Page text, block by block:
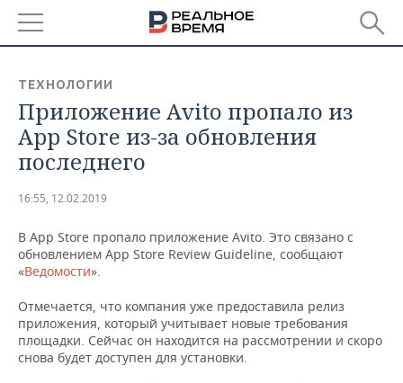
БАШКОРТОСТАН
ТАТАРСТАН
НОВОСТИ
АНАЛИТИКА
ДЕКЛАРАЦИИ О ДОХОДАХ
КОРОЛИ ГОСЗАКАЗА ПФО
ВУЗЫ ТАТАРСТАНА
КОМУ ПРИНАДЛЕЖАТ
ТОРГОВЫЕ ЦЕНТРЫ
НОВОСТИ ЭКОНОМИКИ
ФИНАНСЫ
БАНКИ
БЮДЖЕТ
ПРОМЫШЛЕННОСТЬ
НОВОСТИ
АГРОПРОМ
МАШИНОСТРОЕНИЕ
НЕДВИЖИМОСТЬ
НОВОСТИ НЕДВИЖИМОСТИ
АВТО
НОВОСТИ АВТО
БИЗНЕС
ТЕХНОЛОГИИ
Приложение Avito пропало из
App Store из-за обновления
последнего
16:55, 12.02.2019
В App Store пропало приложение Avito. Это связано с
обновлением App Store Review Guideline, сообщают
«Ведомости».
Отмечается, что компания уже предоставила релиз
приложения, который учитывает новые требования
площадки. Сейчас он находится на рассмотрении и скоро
снова будет доступен для установки.